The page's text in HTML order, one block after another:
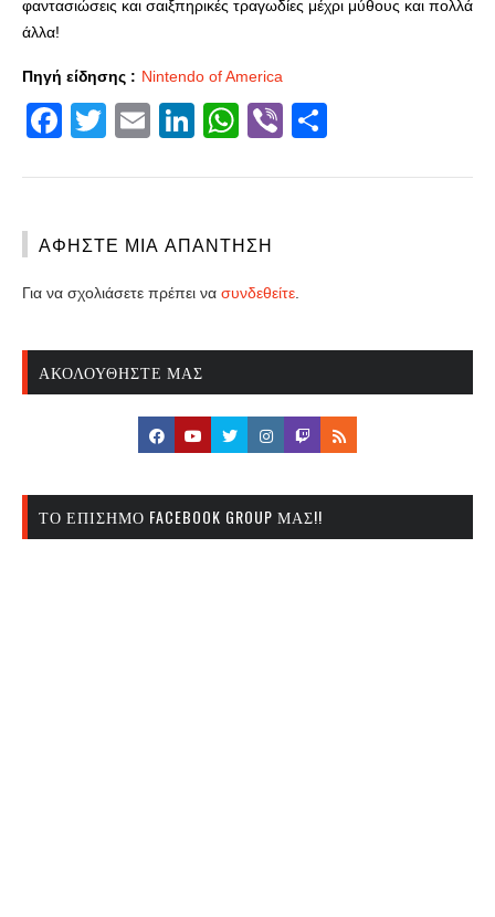
φαντασιώσεις και σαιξπηρικές τραγωδίες μέχρι μύθους και πολλά
άλλα!
Πηγή είδησης : Nintendo of America
Facebook
Twitter
EmailLinkedIn
WhatsApp
Viber
ΑΦΉΣΤΕ ΜΙΑ ΑΠΆΝΤΗΣΗ
Για να σχολιάσετε πρέπει να συνδεθείτε
ΑΚΟΛΟΥΘΉΣΤΕ ΜΑΣ
ΤΟ ΕΠΊΣΗΜΟ FACEBOOK GROUP ΜΑΣ!!